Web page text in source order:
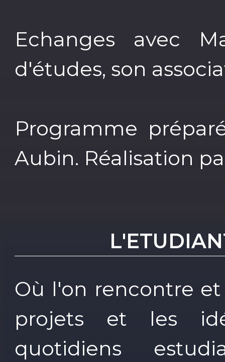
Echanges avec
d'études, son
Programme
Aubin. Réalisation
Où l'on rencontre
projets et les
quotidiens